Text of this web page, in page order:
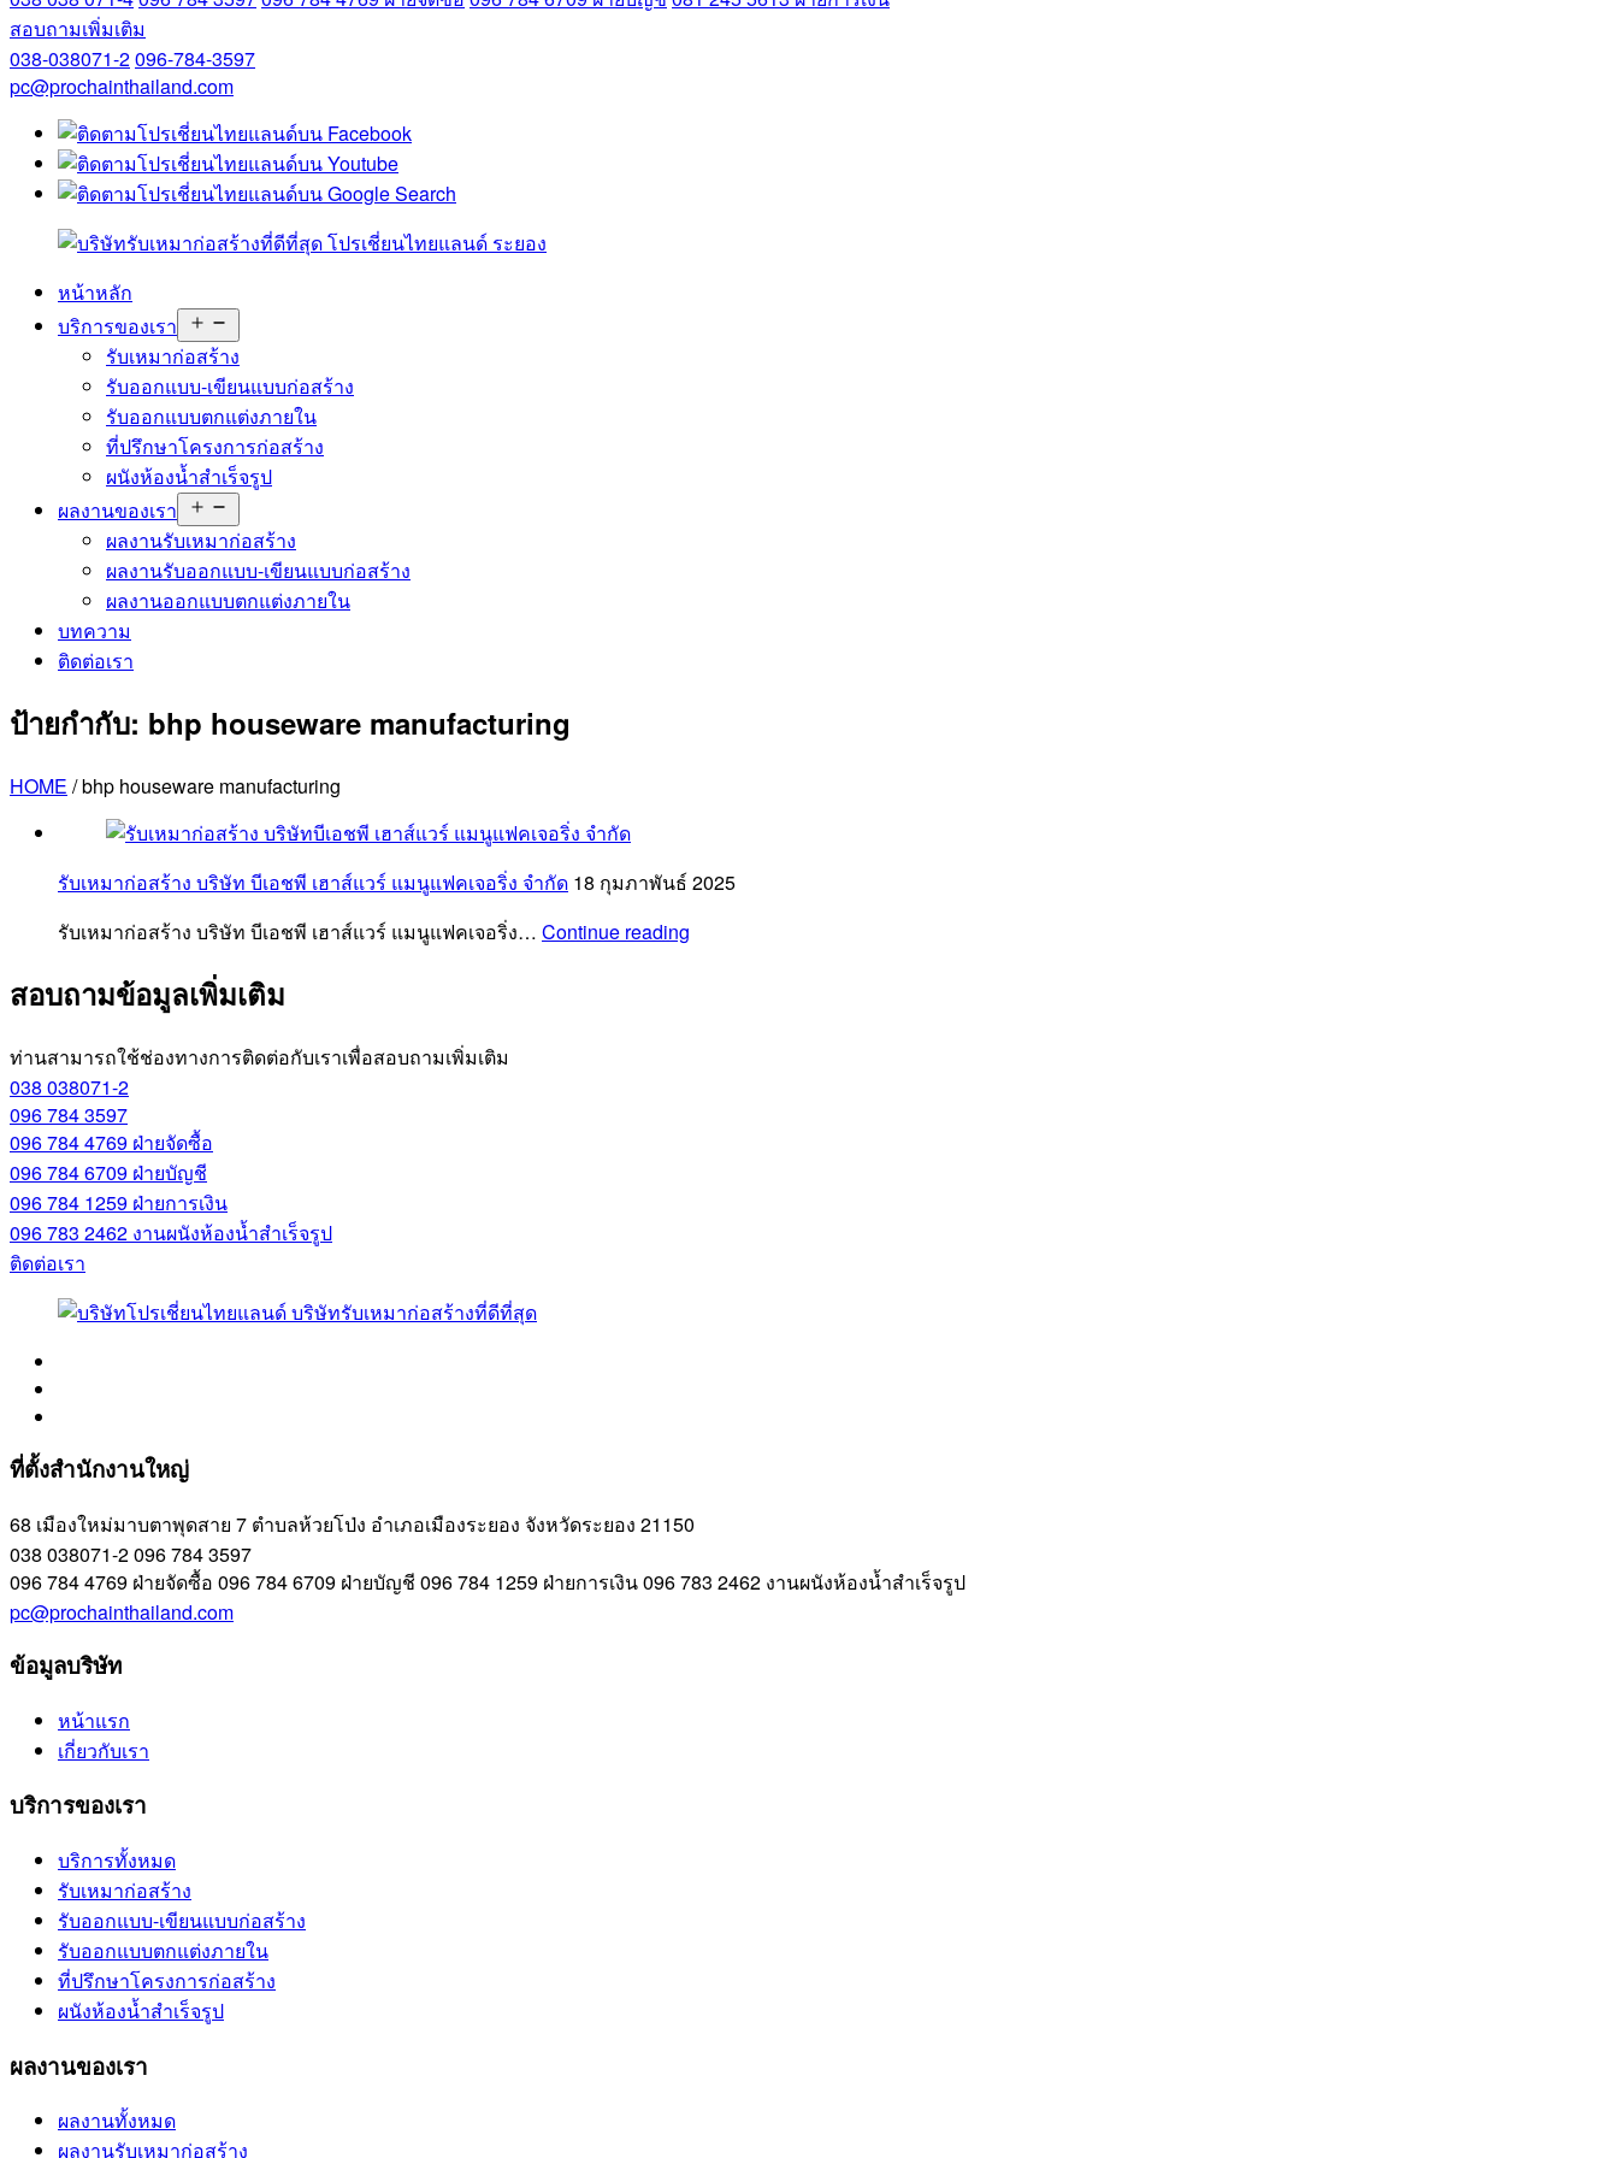
สอบถามเพิ่มเติม
038-038071-2096-784-3597
pc@prochainthailand.com
หน้าหลัก
บริการของเรา
menu
รับเหมาก่อสร้าง
รับออกแบบ-เขียนแบบก่อสร้าง
รับออกแบบตกแต่งภายใน
ที่ปรึกษาโครงการก่อสร้าง
ผนังห้องน้ำสำเร็จรูป
ผลงานของเรา
menu
ผลงานรับเหมาก่อสร้าง
ผลงานรับออกแบบ-เขียนแบบก่อสร้าง
ผลงานออกแบบตกแต่งภายใน
บทความ
ติดต่อเรา
ป้ายกำกับ: bhp houseware manufacturing
HOME /bhp houseware manufacturing
รับเหมาก่อสร้าง บริษัท บีเอชพี เฮาส์แวร์ แมนูแฟคเจอริ่ง จำกัด 18 กุมภาพันธ์ 2025
รับเหมาก่อสร้าง บริษัท บีเอชพี เฮาส์แวร์ แมนูแฟคเจอริ่ง… Continue reading
สอบถามข้อมูลเพิ่มเติม
ท่านสามารถใช้ช่องทางการติดต่อกับเราเพื่อสอบถามเพิ่มเติม
038 038071-2
096 784 3597
096 784 4769 ฝ่ายจัดซื้อ
096 784 6709 ฝ่ายบัญชี
096 784 1259 ฝ่ายการเงิน
096 783 2462 งานผนังห้องน้ำสำเร็จรูป
ติดต่อเรา
ที่ตั้งสำนักงานใหญ่
68 เมืองใหม่มาบตาพุดสาย 7 ตำบลห้วยโป่ง อำเภอเมืองระยอง จังหวัดระยอง 21150
038 038071-2096 784 3597
096 784 4769 ฝ่ายจัดซื้อ 096 784 6709 ฝ่ายบัญชี 096 784 1259 ฝ่ายการเงิน096 783 2462 งานผนังห้องน้ำสำเร็จรูป
pc@prochainthailand.com
ข้อมูลบริษัท
หน้าแรก
เกี่ยวกับเรา
บริการของเรา
บริการทั้งหมด
รับเหมาก่อสร้าง
รับออกแบบ-เขียนแบบก่อสร้าง
รับออกแบบตกแต่งภายใน
ที่ปรึกษาโครงการก่อสร้าง
ผนังห้องน้ำสำเร็จรูป
ผลงานของเรา
ผลงานทั้งหมด
ผลงานรับเหมาก่อสร้าง